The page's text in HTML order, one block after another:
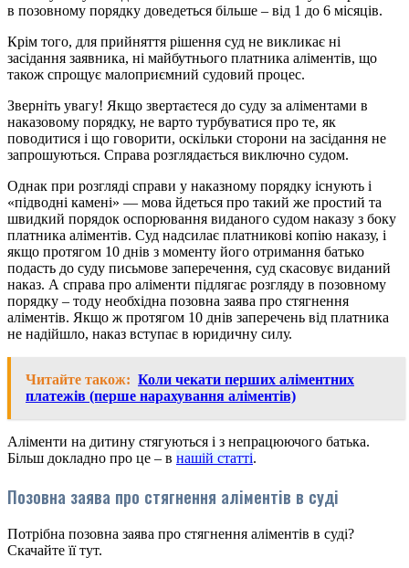
в позовному порядку доведеться більше – від 1 до 6 місяців.
Крім того, для прийняття рішення суд не викликає ні
засідання заявника, ні майбутнього платника аліментів, що
також спрощує малоприємний судовий процес.
Зверніть увагу! Якщо звертаєтеся до суду за аліментами в
наказовому порядку, не варто турбуватися про те, як
поводитися і що говорити, оскільки сторони на засідання не
запрошуються. Справа розглядається виключно судом.
Однак при розгляді справи у наказному порядку існують і
«підводні камені» — мова йдеться про такий же простий та
швидкий порядок оспорювання виданого судом наказу з боку
платника аліментів. Суд надсилає платникові копію наказу, і
якщо протягом 10 днів з моменту його отримання батько
подасть до суду письмове заперечення, суд скасовує виданий
наказ. А справа про аліменти підлягає розгляду в позовному
порядку – тоду необхідна позовна заява про стягнення
аліментів. Якщо ж протягом 10 днів заперечень від платника
не надійшло, наказ вступає в юридичну силу.
Читайте також: Коли чекати перших аліментних
платежів (перше нарахування аліментів)
Аліменти на дитину стягуються і з непрацюючого батька.
Більш докладно про це – в нашій статті.
Позовна заява про стягнення аліментів в суді
Потрібна позовна заява про стягнення аліментів в суді?
Скачайте її тут.